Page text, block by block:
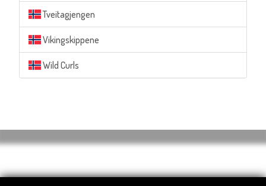
Tveitagjengen
Vikingskippene
Wild Curls